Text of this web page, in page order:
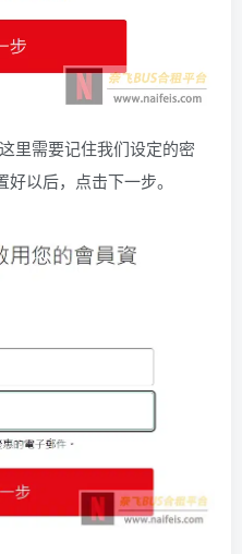
里需要记住我们设定的密
以后，点击下一步。